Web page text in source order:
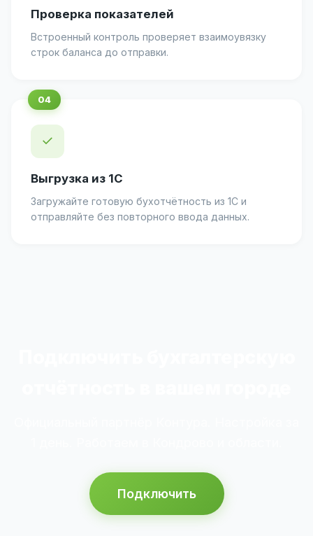
Проверка показателей
Встроенный контроль проверяет взаимоувязку
строк баланса до отправки.
✓
Выгрузка из 1С
Загружайте готовую бухотчётность из 1С и
отправляйте без повторного ввода данных.
Подключить